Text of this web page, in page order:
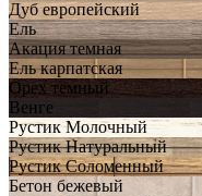
Дуб европейский
Ель
Акация темная
Ель карпатская
Орех темный
Венге
Рустик Молочный
Рустик Натуральный
Рустик Соломенный
Бетон бежевый